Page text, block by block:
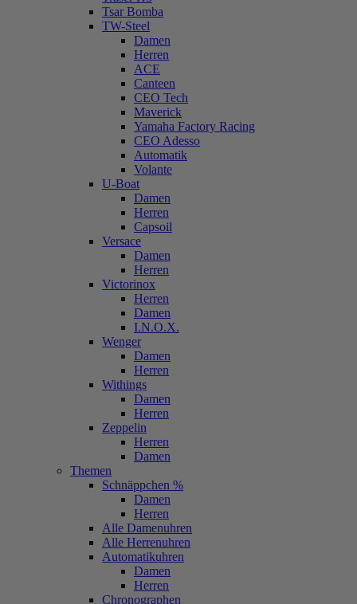
Tsar Bomba
TW-Steel
Damen
Herren
ACE
Canteen
CEO Tech
Maverick
Yamaha Factory Racing
CEO Adesso
Automatik
Volante
U-Boat
Damen
Herren
Capsoil
Versace
Damen
Herren
Victorinox
Herren
Damen
I.N.O.X.
Wenger
Damen
Herren
Withings
Damen
Herren
Zeppelin
Herren
Damen
Themen
Schnäppchen %
Damen
Herren
Alle Damenuhren
Alle Herrenuhren
Automatikuhren
Damen
Herren
Chronographen